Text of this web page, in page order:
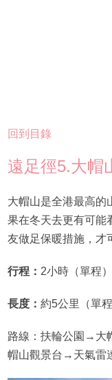
回到目錄
遠足徑5.大帽
大帽山是全港最高的
果在冬天去更有可能
友做足保暖措施，才
行程： 2小時（單程）
長度： 約5公里（單程
路線：扶輪公園→大
帽山觀景台→天氣雷